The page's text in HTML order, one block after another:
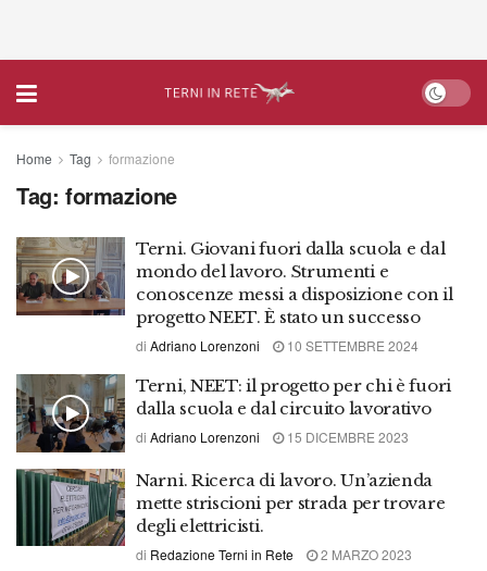
Home Tag formazione
Tag: formazione
Terni. Giovani fuori dalla scuola e dal
mondo del lavoro. Strumenti e
conoscenze messi a disposizione con il
progetto NEET. È stato un successo
di Adriano Lorenzoni 10 SETTEMBRE 2024
Terni, NEET: il progetto per chi è fuori
dalla scuola e dal circuito lavorativo
di Adriano Lorenzoni 15 DICEMBRE 2023
Narni. Ricerca di lavoro. Un’azienda
mette striscioni per strada per trovare
degli elettricisti.
di Redazione Terni in Rete 2 MARZO 2023